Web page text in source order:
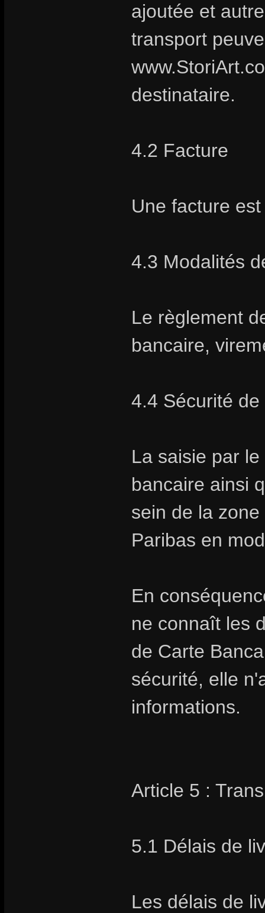
ajoutée et
transport
destinataire.
4.2 Facture
Une facture
4.3 Modalités
Le règlement
bancaire,
4.4 Sécurité
La saisie par
bancaire ainsi
sein de la
Paribas en
En
ne connaît les
de Carte
sécurité, elle
informations.
Article 5 :
5.1 Délais de
Les délais de